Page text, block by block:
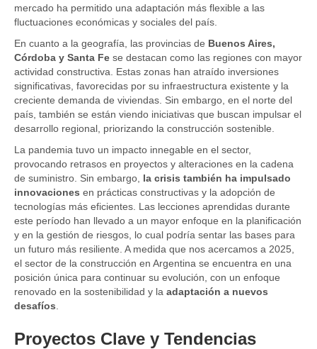
mercado ha permitido una adaptación más flexible a las
fluctuaciones económicas y sociales del país.
En cuanto a la geografía, las provincias de Buenos Aires,
Córdoba y Santa Fe se destacan como las regiones con mayor
actividad constructiva. Estas zonas han atraído inversiones
significativas, favorecidas por su infraestructura existente y la
creciente demanda de viviendas. Sin embargo, en el norte del
país, también se están viendo iniciativas que buscan impulsar el
desarrollo regional, priorizando la construcción sostenible.
La pandemia tuvo un impacto innegable en el sector,
provocando retrasos en proyectos y alteraciones en la cadena
de suministro. Sin embargo, la crisis también ha impulsado
innovaciones en prácticas constructivas y la adopción de
tecnologías más eficientes. Las lecciones aprendidas durante
este período han llevado a un mayor enfoque en la planificación
y en la gestión de riesgos, lo cual podría sentar las bases para
un futuro más resiliente. A medida que nos acercamos a 2025,
el sector de la construcción en Argentina se encuentra en una
posición única para continuar su evolución, con un enfoque
renovado en la sostenibilidad y la adaptación a nuevos
desafíos
Proyectos Clave y Tendencias